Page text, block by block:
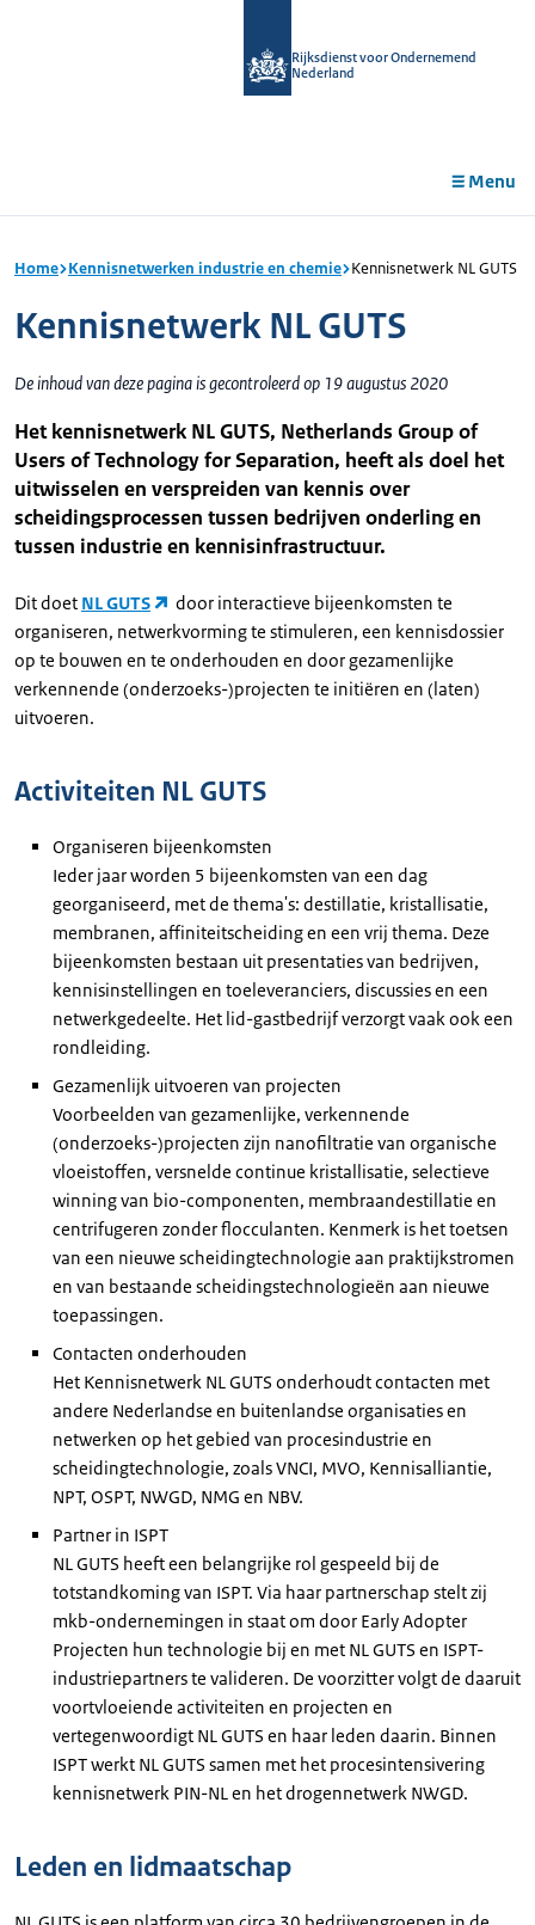
Rijksdienst voor Ondernemend
Nederland
Menu
Home Kennisnetwerken industrie en chemie Kennisnetwerk NL GUTS
Kennisnetwerk NL GUTS
De inhoud van deze pagina is gecontroleerd op 19 augustus 2020
Het kennisnetwerk NL GUTS, Netherlands Group of
Users of Technology for Separation, heeft als doel het
uitwisselen en verspreiden van kennis over
scheidingsprocessen tussen bedrijven onderling en
tussen industrie en kennisinfrastructuur.
Dit doet NL GUTS
door interactieve bijeenkomsten te
organiseren, netwerkvorming te stimuleren, een kennisdossier
op te bouwen en te onderhouden en door gezamenlijke
verkennende (onderzoeks-)projecten te initiëren en (laten)
uitvoeren.
Activiteiten NL GUTS
Organiseren bijeenkomsten
Ieder jaar worden 5 bijeenkomsten van een dag
georganiseerd, met de thema's: destillatie, kristallisatie,
membranen, affiniteitscheiding en een vrij thema. Deze
bijeenkomsten bestaan uit presentaties van bedrijven,
kennisinstellingen en toeleveranciers, discussies en een
netwerkgedeelte. Het lid-gastbedrijf verzorgt vaak ook een
rondleiding.
Gezamenlijk uitvoeren van projecten
Voorbeelden van gezamenlijke, verkennende
(onderzoeks-)projecten zijn nanofiltratie van organische
vloeistoffen, versnelde continue kristallisatie, selectieve
winning van bio-componenten, membraandestillatie en
centrifugeren zonder flocculanten. Kenmerk is het toetsen
van een nieuwe scheidingtechnologie aan praktijkstromen
en van bestaande scheidingstechnologieën aan nieuwe
toepassingen.
Contacten onderhouden
Het Kennisnetwerk NL GUTS onderhoudt contacten met
andere Nederlandse en buitenlandse organisaties en
netwerken op het gebied van procesindustrie en
scheidingtechnologie, zoals VNCI, MVO, Kennisalliantie,
NPT, OSPT, NWGD, NMG en NBV.
Partner in ISPT
NL GUTS heeft een belangrijke rol gespeeld bij de
totstandkoming van ISPT. Via haar partnerschap stelt zij
mkb-ondernemingen in staat om door Early Adopter
Projecten hun technologie bij en met NL GUTS en ISPT-
industriepartners te valideren. De voorzitter volgt de daaruit
voortvloeiende activiteiten en projecten en
vertegenwoordigt NL GUTS en haar leden daarin. Binnen
ISPT werkt NL GUTS samen met het procesintensivering
kennisnetwerk PIN-NL en het drogennetwerk NWGD.
Leden en lidmaatschap